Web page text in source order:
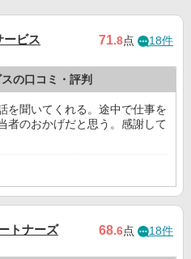
ービス 71.8点 18件
の口コミ・評判
を聞いてくれる。途中で仕事を
者のおかげだと思う。感謝して
トナーズ 68.6点 18件